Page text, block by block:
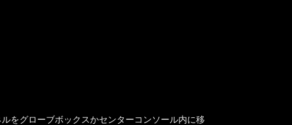
をグローブボックスかセンターコンソール内に移